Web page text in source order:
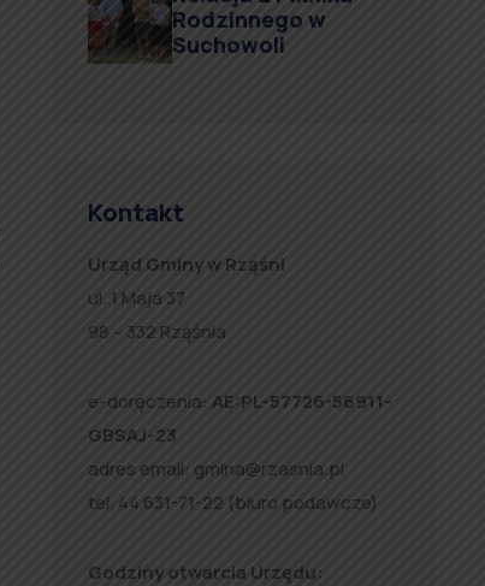
Rodzinnego w
Suchowoli
Kontakt
Urząd Gminy w Rząśni
ul. 1 Maja 37
98 – 332 Rząśnia
e-doręczenia: AE:PL-57726-56911-
GBSAJ-23
adres email: gmina@rzasnia.pl
tel. 44 631-71-22 (biuro podawcze)
Godziny otwarcia Urzędu: